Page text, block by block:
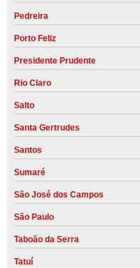
Pedreira
Porto Feliz
Presidente Prudente
Rio Claro
Salto
Santa Gertrudes
Santos
Sumaré
São José dos Campos
São Paulo
Taboão da Serra
Tatuí